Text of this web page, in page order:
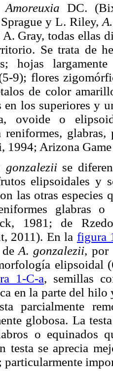
Amoreuxia DC.
Sprague y L. Riley,
A. Gray, todas ellas
Se trata de
hojas
9); flores
de color
en los superiores y
ovoide o
reniformes,
1994; Arizona
gonzaleziise
elipsoidales y
las otras especies
glabras o
1981; de
2011). En la figura
deA.gonzalezii, por
elipsoidal
1-C-a, semillas
en la parte del
parcialmente
globosa. La
o equinados
testa se aprecia
particularmente